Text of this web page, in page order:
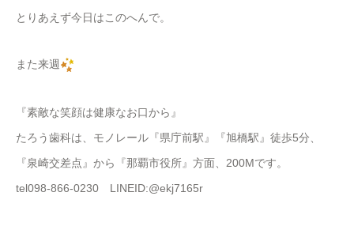
とりあえず今日はこのへんで。
また来週
『素敵な笑顔は健康なお口から』
たろう歯科は、モノレール『県庁前駅』『旭橋駅』徒歩5分、
『泉崎交差点』から『那覇市役所』方面、200Mです。
tel098-866-0230 LINEID:@ekj7165r